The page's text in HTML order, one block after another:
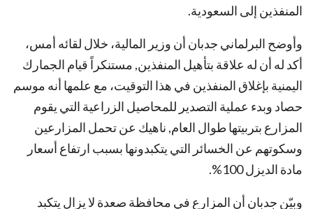
المنفذين إلى السعودية.
وأوضح البرلماني جدبان أن وزير المالية، خلال لقائه أمس،
أكد له أن له علاقة بتأهيل المنفذين, مستنكراً قيام الجمارك
اليمنية بإغلاق المنفذين في هذا التوقيت، مع علمها أنه موسم
حصاد وبدء عملية التصدير للمحاصيل الزراعية التي يقوم
المزارع بتربيتها طوال العام, ناهيك عن تحمل المزارعين
وسكوتهم عن الخسائر التي يتكبدونها بسبب ارتفاع أسعار
مادة الديزل 100%.
وبيّن جدبان أن المزارع في محافظة صعدة لا يزال يتكبد